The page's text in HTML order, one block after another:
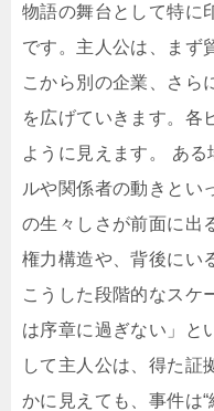
物語の舞台として特に
です。主人公は、まず
こから別の企業、さら
を広げていきます。各
ように見えます。 あ
ルや関係者の動きとい
の生々しさが前面に出
権力構造や、背後にい
こうした段階的なスケ
は序章に過ぎない」と
して主人公は、得た証
かに見えても、事件は